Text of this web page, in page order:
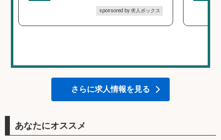
sponsored by 求人ボックス
さらに求人情報を見る
あなたにオススメ